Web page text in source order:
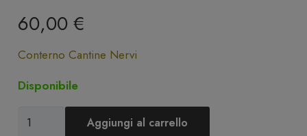
60,00€
Conterno Cantine Nervi
Disponibile
Gattinara
Aggiungi al carrello